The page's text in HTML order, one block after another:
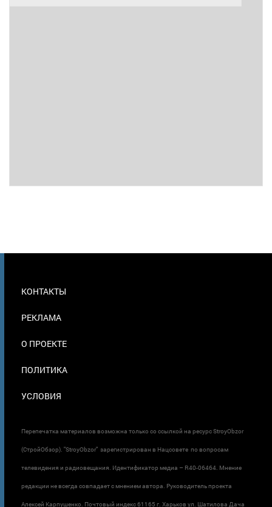
В
КОНТАКТЫ
РЕКЛАМА
О ПРОЕКТЕ
ПОЛИТИКА
УСЛОВИЯ
Перепечатка материалов возможна только со ссылкой на ресурс StroyObzor
(СтройОбзор). "StroyObzor" зарегистрирован в Нацсовете по вопросам
телевидения и радиовещания. Идентификатор медиа – R40-06464. Мнение
редакции не всегда совпадает с мнением автора. Руководитель проекта
Алексей Карпушенко. Почтовый индекс 61165 г. Харьков ул. Шатилова Дача